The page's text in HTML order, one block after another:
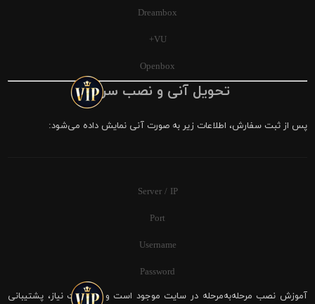
Dreambox
VU+
Openbox
تحویل آنی و نصب سریع
پس از ثبت سفارش، اطلاعات زیر به صورت آنی نمایش داده می‌شود:
Server / IP
Port
Username
Password
آموزش نصب مرحله‌به‌مرحله در سایت موجود است و در صورت نیاز، پشتیبانی